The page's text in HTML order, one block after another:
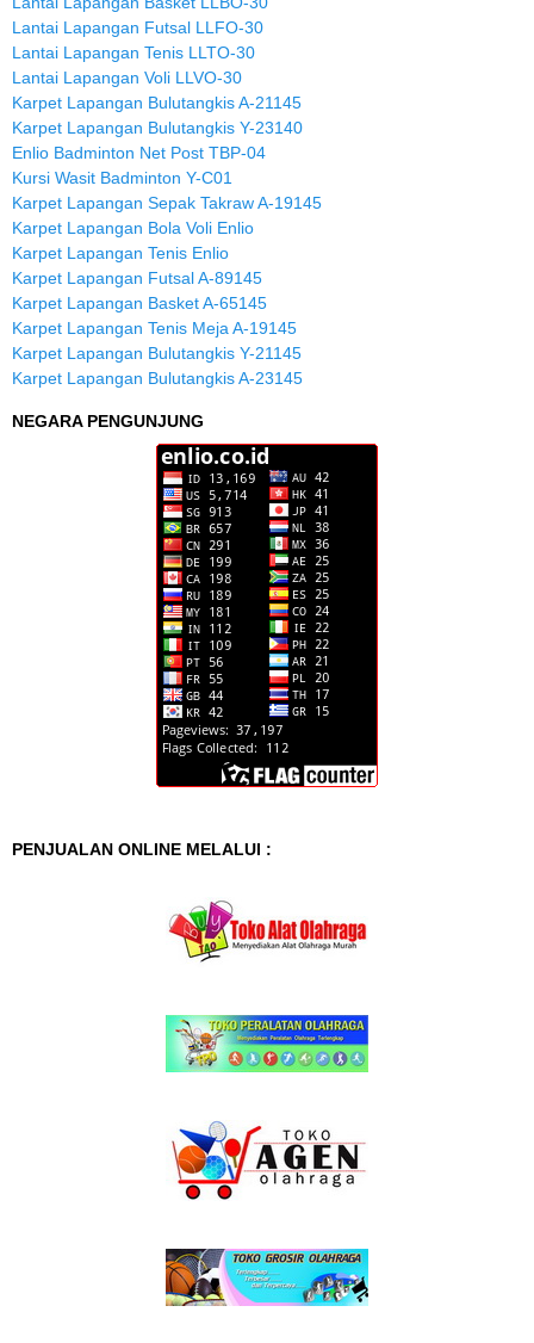
Lantai Lapangan Futsal LLFO-30
Lantai Lapangan Tenis LLTO-30
Lantai Lapangan Voli LLVO-30
Karpet Lapangan Bulutangkis A-21145
Karpet Lapangan Bulutangkis Y-23140
Enlio Badminton Net Post TBP-04
Kursi Wasit Badminton Y-C01
Karpet Lapangan Sepak Takraw A-19145
Karpet Lapangan Bola Voli Enlio
Karpet Lapangan Tenis Enlio
Karpet Lapangan Futsal A-89145
Karpet Lapangan Basket A-65145
Karpet Lapangan Tenis Meja A-19145
Karpet Lapangan Bulutangkis Y-21145
Karpet Lapangan Bulutangkis A-23145
NEGARA PENGUNJUNG
PENJUALAN ONLINE MELALUI :